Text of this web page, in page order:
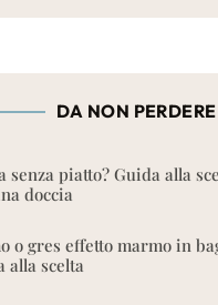
DA NON PERDERE
senza piatto? Guida alla
doccia
o gres effetto marmo in
alla scelta